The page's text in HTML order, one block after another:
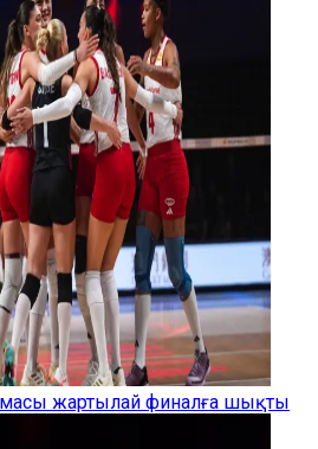
жартылай финалға шықты